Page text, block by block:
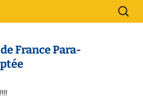
Sport
France Para-